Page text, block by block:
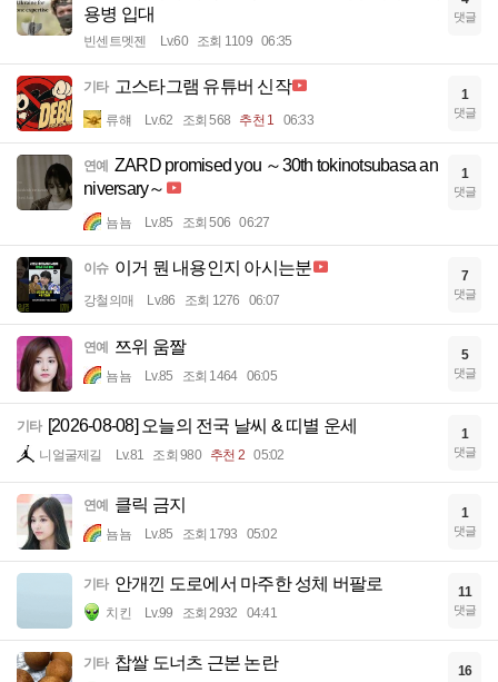
용병 입대
빈센트멧젠 Lv.60 조회 1109 06:35
댓글
기타 고스타그램 유튜버 신작
류햬 Lv.62 조회 568 추천 1 06:33
1
댓글
연예 ZARD promised you ～30th tokinotsubasa an
niversary～
뇸뇸 Lv.85 조회 506 06:27
1
댓글
이슈 이거 뭔 내용인지 아시는분
강철의매 Lv.86 조회 1276 06:07
7
댓글
연예 쯔위 움짤
뇸뇸 Lv.85 조회 1464 06:05
5
댓글
기타 [2026-08-08] 오늘의 전국 날씨 & 띠별 운세
니얼굴제길 Lv.81 조회 980 추천 2 05:02
1
댓글
연예 클릭 금지
뇸뇸 Lv.85 조회 1793 05:02
1
댓글
기타 안개낀 도로에서 마주한 성체 버팔로
치킨 Lv.99 조회 2932 04:41
11
댓글
기타 찹쌀 도너츠 근본 논란 16